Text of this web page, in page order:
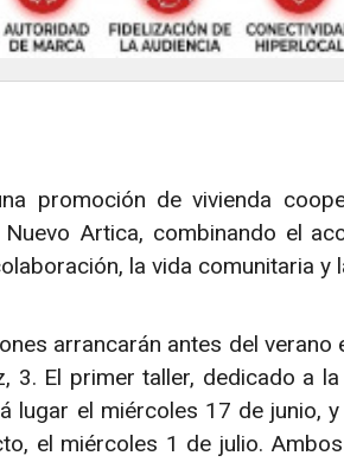
promoción de vivienda
Artica, combinando el
la vida comunitaria y
arrancarán antes del verano
3. El primer taller, dedicado a
lugar el miércoles 17 de junio,
el miércoles 1 de julio.